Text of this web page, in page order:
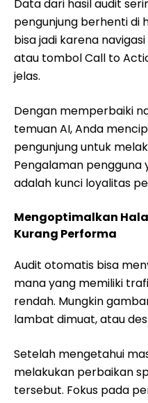
Data dari hasil audit
pengunjung berhenti di
bisa jadi karena
atau tombol Call to
jelas.
Dengan memperbaiki
temuan AI, Anda
pengunjung untuk
Pengalaman pengguna
adalah kunci loyalitas
Mengoptimalkan
Kurang Performa
Audit otomatis bisa
mana yang memiliki
rendah. Mungkin
lambat dimuat, atau
Setelah mengetahui
melakukan perbaikan
tersebut. Fokus pada